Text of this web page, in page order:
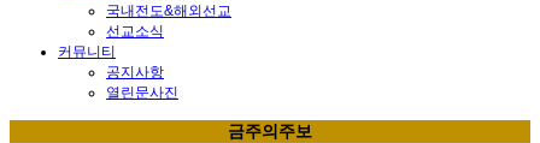
국내전도&해외선교
선교소식
커뮤니티
공지사항
열린문사진
금주의주보